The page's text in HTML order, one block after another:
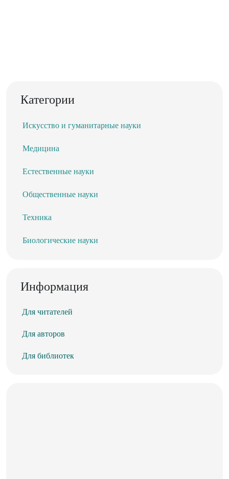
Категории
Искусство и гуманитарные науки
Медицина
Естественные науки
Общественные науки
Техника
Биологические науки
Информация
Для читателей
Для авторов
Для библиотек